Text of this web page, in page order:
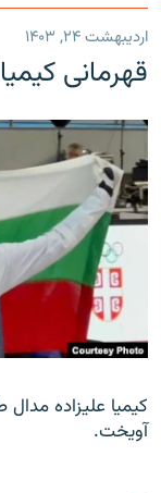
اردیبهشت ۲۴, ۱۴۰۳
قهرمانی
کیمیا علیزاده مدال
آویخت.